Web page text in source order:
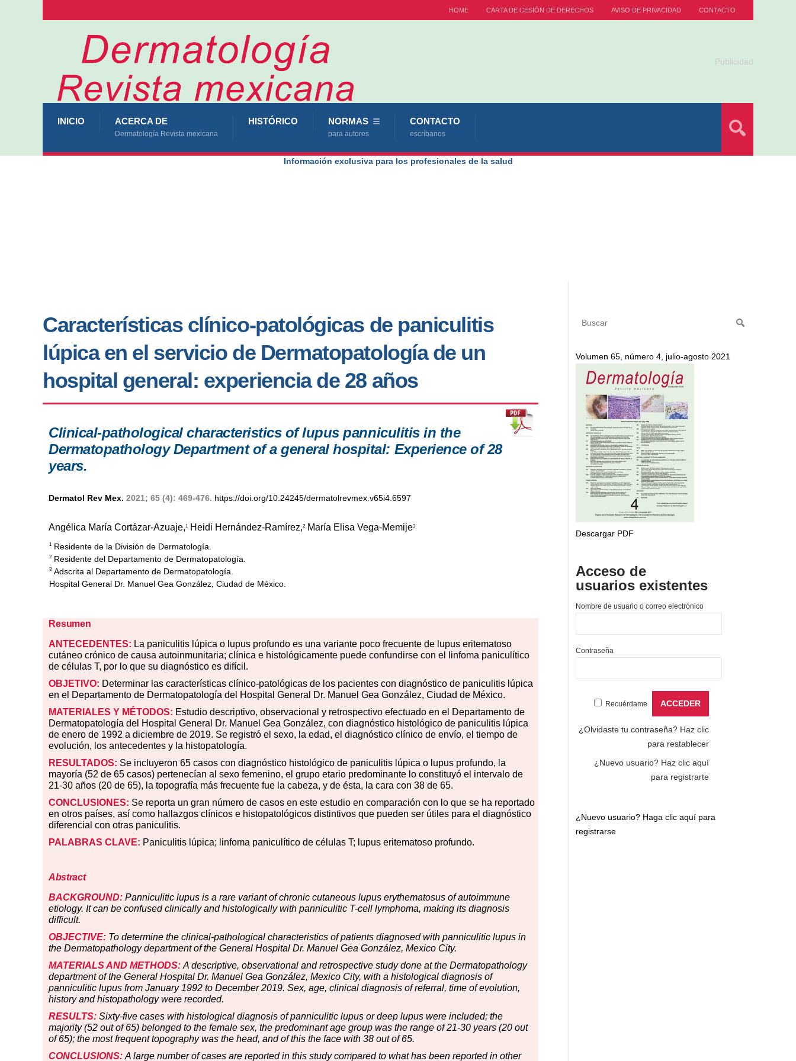
HOME CARTA DE CESIÓN DE DERECHOS AVISO DE PRIVACIDAD CONTACTO
Publicidad
INICIO ACERCA DE
Dermatología Revista mexicana
HISTÓRICO NORMAS
para autores
CONTACTO
escríbanos
Información exclusiva para los profesionales de la salud
Características clínico-patológicas de paniculitis
lúpica en el servicio de Dermatopatología de un
hospital general: experiencia de 28 años
Clinical-pathological characteristics of lupus panniculitis in the
Dermatopathology Department of a general hospital: Experience of 28
years.
Dermatol Rev Mex. 2021; 65 (4): 469-476. https://doi.org/10.24245/dermatolrevmex.v65i4.6597
Angélica María Cortázar-Azuaje,1 Heidi Hernández-Ramírez,2 María Elisa Vega-Memije3
1 Residente de la División de Dermatología.
2 Residente del Departamento de Dermatopatología.
3 Adscrita al Departamento de Dermatopatología.
Hospital General Dr. Manuel Gea González, Ciudad de México.
Resumen
ANTECEDENTES: La paniculitis lúpica o lupus profundo es una variante poco frecuente de lupus eritematoso
cutáneo crónico de causa autoinmunitaria; clínica e histológicamente puede confundirse con el linfoma paniculítico
de células T, por lo que su diagnóstico es difícil.
OBJETIVO: Determinar las características clínico-patológicas de los pacientes con diagnóstico de paniculitis lúpica
en el Departamento de Dermatopatología del Hospital General Dr. Manuel Gea González, Ciudad de México.
MATERIALES Y MÉTODOS: Estudio descriptivo, observacional y retrospectivo efectuado en el Departamento de
Dermatopatología del Hospital General Dr. Manuel Gea González, con diagnóstico histológico de paniculitis lúpica
de enero de 1992 a diciembre de 2019. Se registró el sexo, la edad, el diagnóstico clínico de envío, el tiempo de
evolución, los antecedentes y la histopatología.
RESULTADOS: Se incluyeron 65 casos con diagnóstico histológico de paniculitis lúpica o lupus profundo, la
mayoría (52 de 65 casos) pertenecían al sexo femenino, el grupo etario predominante lo constituyó el intervalo de
21-30 años (20 de 65), la topografía más frecuente fue la cabeza, y de ésta, la cara con 38 de 65.
CONCLUSIONES: Se reporta un gran número de casos en este estudio en comparación con lo que se ha reportado
en otros países, así como hallazgos clínicos e histopatológicos distintivos que pueden ser útiles para el diagnóstico
diferencial con otras paniculitis.
PALABRAS CLAVE: Paniculitis lúpica; linfoma paniculítico de células T; lupus eritematoso profundo.
Abstract
BACKGROUND: Panniculitic lupus is a rare variant of chronic cutaneous lupus erythematosus of autoimmune
etiology. It can be confused clinically and histologically with panniculitic T-cell lymphoma, making its diagnosis
difficult.
OBJECTIVE: To determine the clinical-pathological characteristics of patients diagnosed with panniculitic lupus in
the Dermatopathology department of the General Hospital Dr. Manuel Gea González, Mexico City.
MATERIALS AND METHODS: A descriptive, observational and retrospective study done at the Dermatopathology
department of the General Hospital Dr. Manuel Gea González, Mexico City, with a histological diagnosis of
panniculitic lupus from January 1992 to December 2019. Sex, age, clinical diagnosis of referral, time of evolution,
history and histopathology were recorded.
RESULTS: Sixty-five cases with histological diagnosis of panniculitic lupus or deep lupus were included; the
majority (52 out of 65) belonged to the female sex, the predominant age group was the range of 21-30 years (20 out
of 65); the most frequent topography was the head, and of this the face with 38 out of 65.
CONCLUSIONS: A large number of cases are reported in this study compared to what has been reported in other
Volumen 65, número 4, julio-agosto 2021
Descargar PDF
Acceso de
usuarios existentes
Nombre de usuario o correo electrónico
Contraseña
Recuérdame
¿Olvidaste tu contraseña? Haz clic
para restablecer
¿Nuevo usuario? Haz clic aquí
para registrarte
¿Nuevo usuario? Haga clic aquí para
registrarse